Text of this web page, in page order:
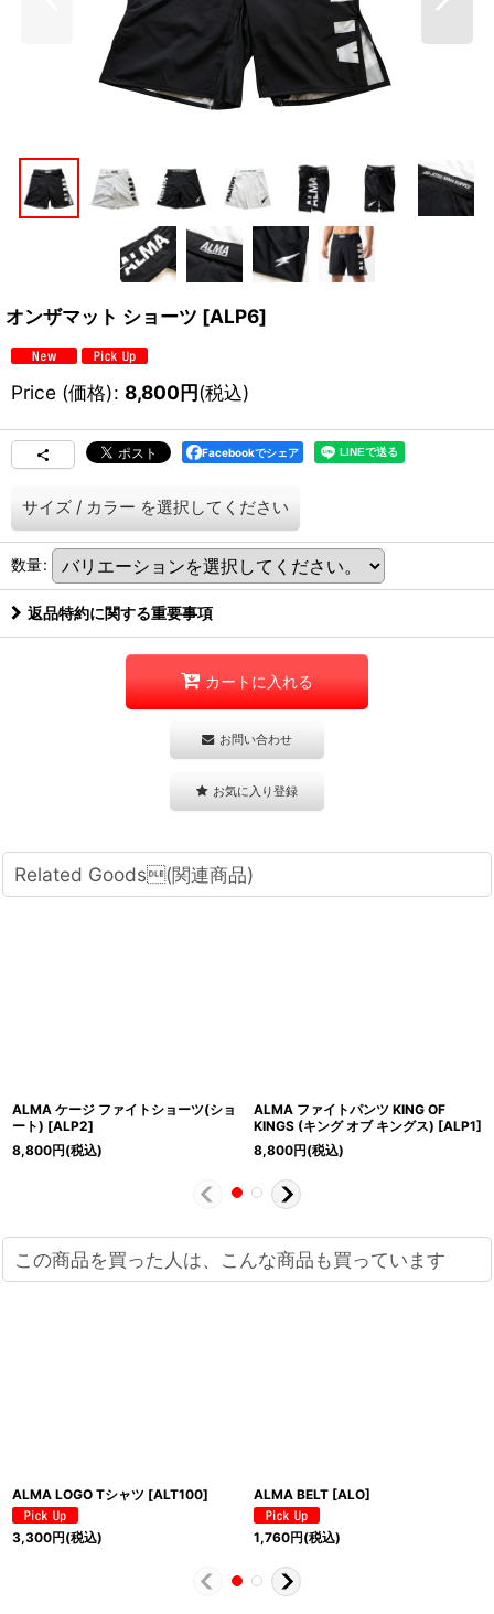
オンザマット ショーツ [ALP6]
Price (価格): 8,800円(税込)
Facebookでシェア
サイズ / カラー を選択してください
数量:
返品特約に関する重要事項
カートに入れる
お問い合わせ
お気に入り登録
Related Goods(関連商品)
ALMA ケージ ファイトショーツ(ショ
ート) [ALP2]
8,800円(税込)
ALMA ファイトパンツ KING OF
KINGS (キング オブ キングス) [ALP1]
8,800円(税込)
この商品を買った人は、こんな商品も買っています
ALMA LOGO Tシャツ [ALT100]
3,300円(税込)
ALMA BELT [ALO]
1,760円(税込)